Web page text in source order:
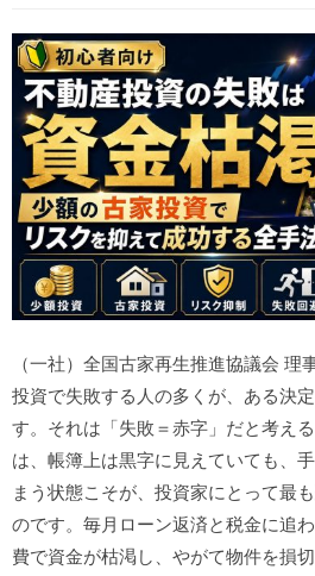
（一社）全国古家再生推進協議会 理
投資で失敗する人の多くが、ある決
す。それは「失敗＝赤字」だと考え
は、帳簿上は黒字に見えていても、
まう状態こそが、投資家にとって最
のです。毎月ローン返済と税金に追
費で資金が枯渇し、やがて物件を損